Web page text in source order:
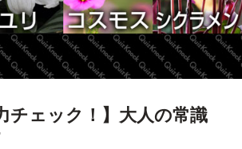
チェック！】大人の常識